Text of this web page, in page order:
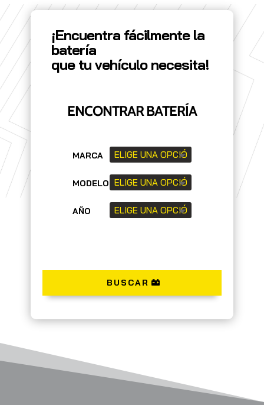
¡Encuentra fácilmente la
batería
que tu vehículo necesita!
ENCONTRAR BATERÍA
MARCA
MODELO
AÑO
BUSCAR